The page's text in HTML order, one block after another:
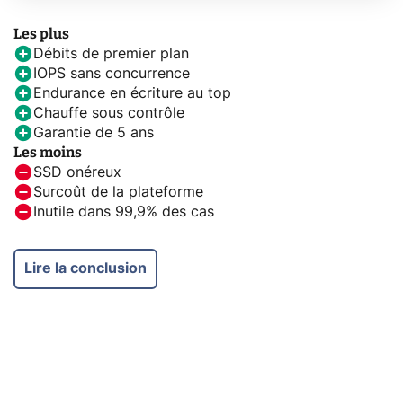
Les plus
Débits de premier plan
IOPS sans concurrence
Endurance en écriture au top
Chauffe sous contrôle
Garantie de 5 ans
Les moins
SSD onéreux
Surcoût de la plateforme
Inutile dans 99,9% des cas
Lire la conclusion